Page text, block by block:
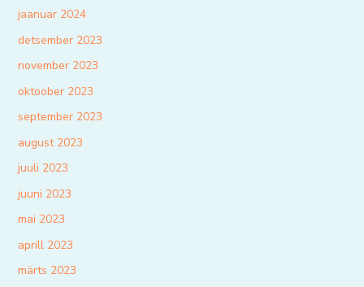
jaanuar 2024
detsember 2023
november 2023
oktoober 2023
september 2023
august 2023
juuli 2023
juuni 2023
mai 2023
aprill 2023
märts 2023